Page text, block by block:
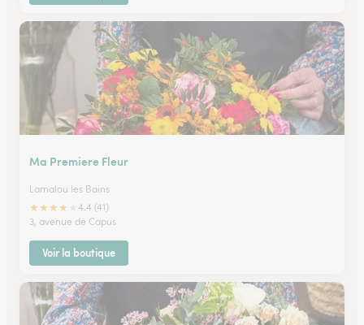
Ma Premiere Fleur
Lamalou les Bains
★★★★
4.4 (41)
3, avenue de Capus
Voir la boutique